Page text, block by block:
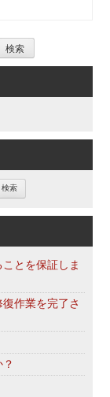
とを保証しま
作業を完了さ